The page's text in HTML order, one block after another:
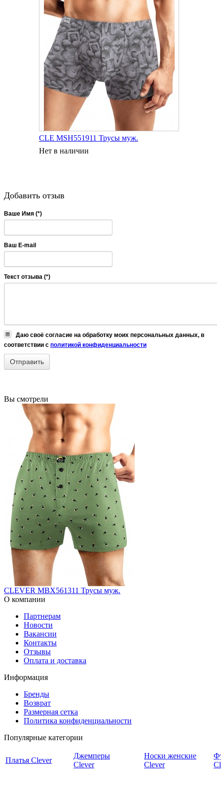
CLE MSH551911 Трусы муж.
Нет в наличии
Добавить отзыв
Ваше Имя (*)
Ваш E-mail
Текст отзыва (*)
Даю своё согласие на обработку моих персональных данных, в
соответствии с политикой конфиденциальности
Вы смотрели
CLEVER MBX561311 Трусы муж.
О компании
Партнерам
Новости
Вакансии
Контакты
Отзывы
Оплата и доставка
Информация
Бренды
Возврат
Размерная сетка
Политика конфиденциальности
Популярные категории
Платья Clever
Джемперы
Clever
Носки женские
Clever